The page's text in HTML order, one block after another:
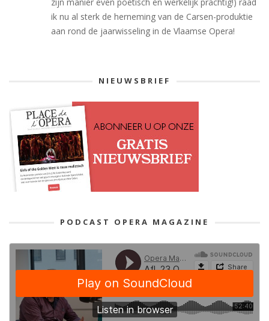
ik nu al sterk de herneming van de Carsen-produktie
aan rond de jaarwisseling in de Vlaamse Opera!
NIEUWSBRIEF
PODCAST OPERA MAGAZINE